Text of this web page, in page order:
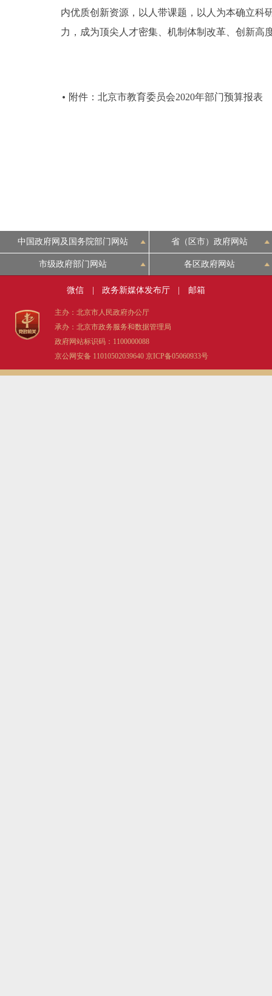
内优质创新资源，以人带课题，以人为本确立科
力，成为顶尖人才密集、机制体制改革、创新高
附件：北京市教育委员会2020年部门预算报表
中国政府网及国务院部门网站 省（区市）政府网站
市级政府部门网站 各区政府网站
微信 政务新媒体发布厅 邮箱
主办：北京市人民政府办公厅
承办：北京市政务服务和数据管理局
政府网站标识码：1100000088
京公网安备 11010502039640 京ICP备05060933号